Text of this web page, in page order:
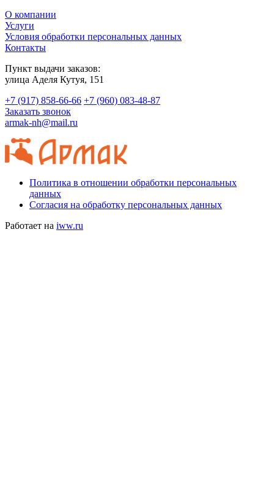
О компании
Услуги
Условия обработки персональных данных
Контакты
Пункт выдачи заказов:
​улица Аделя Кутуя, 151
+7 (917) 858-66-66 +7 (960) 083-48-87
Заказать звонок
armak-nh@mail.ru
Политика в отношении обработки персональных
данных
Согласия на обработку персональных данных
Работает на iww.ru